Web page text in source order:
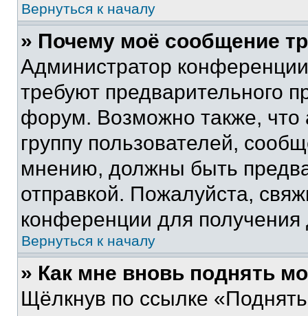
Вернуться к началу
» Почему моё сообщение
Администратор
требуют предварительного
форум. Возможно также, что
группу пользователей,
мнению, должны быть
отправкой. Пожалуйста,
конференции для
Вернуться к началу
» Как мне вновь поднять
Щёлкнув по ссылке